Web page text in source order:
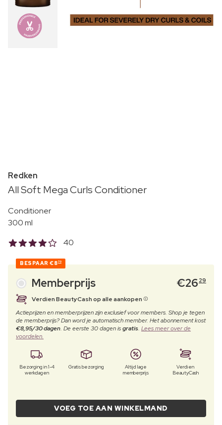
Redken
All Soft Mega Curls Conditioner
Conditioner
300 ml
40
BESPAAR €870
Memberprijs €26 29
Verdien BeautyCash op alle aankopen
Actieprijzen en memberprijzen zijn exclusief voor members. Shop je tegen
de memberprijs? Dan word je automatisch member. Het abonnement kost
€8,95/30 dagen. De eerste 30 dagen isgratis. Lees meer over de
voordelen.
Bezorging in 1-4
werkdagen
Gratis bezorging
Altijd lage
memberprijs
Verdien
BeautyCash
VOEG TOE AAN WINKELMAND